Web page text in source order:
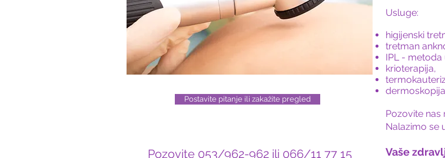
Postavite pitanje ili zakažite pregled
Pozovite 053/962-962 ili 066/11 77 15
Usluge:
higijenski
tretman
IPL - metoda
krioterapija,
Pozovite nas
Nalazimo se
Vaše